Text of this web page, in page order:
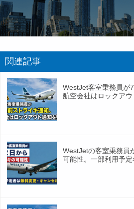
関連記事
WestJet客室乗務員が
航空会社はロックア
WestJetの客室乗務員
可能性。一部利用予